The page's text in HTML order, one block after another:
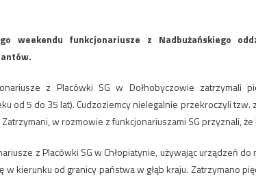
weekendu funkcjonariusze z Nadbużańskiego
z Placówki SG w Dołhobyczowie zatrzymali
od 5 do 35 lat). Cudzoziemcy nielegalnie przekroczyli tzw.
w rozmowie z funkcjonariuszami SG przyznali,
z Placówki SG w Chłopiatynie, używając urządzeń
w kierunku od granicy państwa w głąb kraju. Zatrzymano